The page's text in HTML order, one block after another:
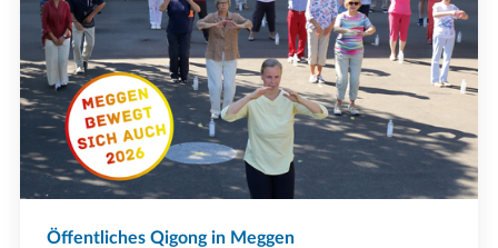
Öffentliches Qigong in Meggen